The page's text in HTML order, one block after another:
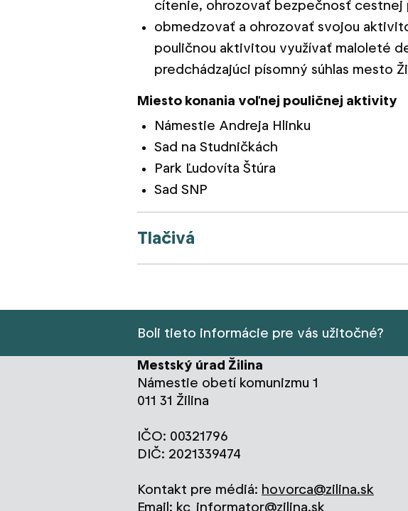
cítenie, ohrozovať bezpečnosť cestnej
obmedzovať a ohrozovať svojou
pouličnou aktivitou využívať maloleté
predchádzajúci písomný súhlas mesto
Miesto konania voľnej pouličnej aktivity
Námestie Andreja Hlinku
Sad na Studničkách
Park Ľudovíta Štúra
Sad SNP
Tlačivá
Boli tieto informácie pre vás užitočné?
Mestský úrad Žilina
Námestie obetí komunizmu 1
011 31 Žilina
IČO: 00321796
DIČ: 2021339474
Kontakt pre médiá: hovorca@zilina.sk
Email: kc_informator@zilina.sk